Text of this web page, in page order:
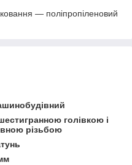
— поліпропіленовий
голівкою і
різьбою